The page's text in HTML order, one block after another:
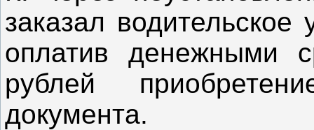
заказал
оплатив денежными
рублей
документа.